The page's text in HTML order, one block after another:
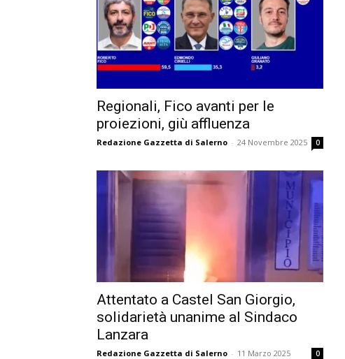
Regionali, Fico avanti per le
proiezioni, giù affluenza
Redazione Gazzetta di Salerno - 24 Novembre 2025 0
Attentato a Castel San Giorgio,
solidarietà unanime al Sindaco
Lanzara
Redazione Gazzetta di Salerno - 11 Marzo 2025 0